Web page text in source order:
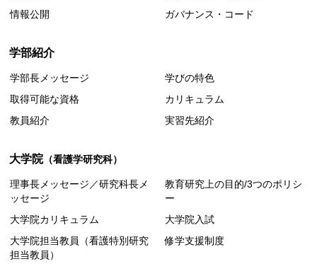
情報公開
ガバナンス・コード
学部紹介
学部長メッセージ
学びの特色
取得可能な資格
カリキュラム
教員紹介
実習先紹介
大学院（看護学研究科）
理事長メッセージ／研究科長メ
ッセージ
教育研究上の目的/3つのポリシ
ー
大学院カリキュラム
大学院入試
大学院担当教員（看護特別研究
担当教員）
修学支援制度